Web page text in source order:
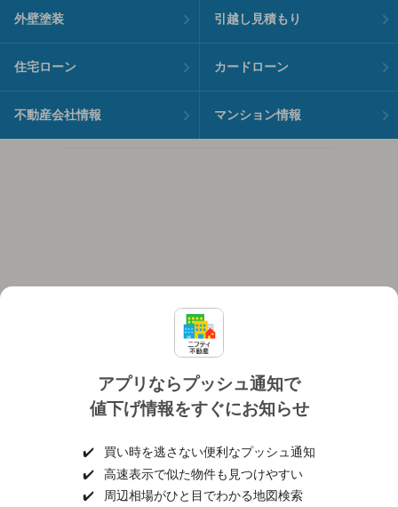
アプリならプッシュ通知で
値下げ情報をすぐにお知らせ
✔️
買い時を逃さない便利なプッシュ通知
✔️
高速表示で似た物件も見つけやすい
✔️
周辺相場がひと目でわかる地図検索
外壁塗装 引越し見積もり
住宅ローン カードローン
不動産会社情報 マンション情報
個人情報保護ポリシー 利用規約
ヘルプ・お問い合わせ 採用情報